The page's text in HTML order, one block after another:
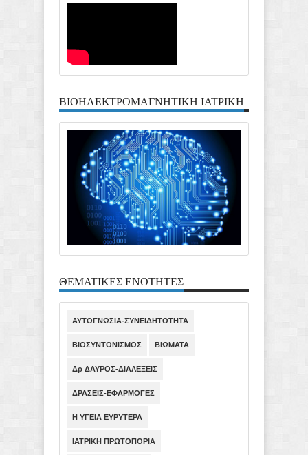
ΒΙΟΗΛΕΚΤΡΟΜΑΓΝΗΤΙΚΗ ΙΑΤΡΙΚΗ
ΘΕΜΑΤΙΚΕΣ ΕΝΟΤΗΤΕΣ
ΑΥΤΟΓΝΩΣΙΑ-ΣΥΝΕΙΔΗΤΟΤΗΤΑ
ΒΙΟΣΥΝΤΟΝΙΣΜΟΣ ΒΙΩΜΑΤΑ
Δρ ΔΑΥΡΟΣ-ΔΙΑΛΕΞΕΙΣ
ΔΡΑΣΕΙΣ-ΕΦΑΡΜΟΓΕΣ
Η ΥΓΕΙΑ ΕΥΡΥΤΕΡΑ
ΙΑΤΡΙΚΗ ΠΡΩΤΟΠΟΡΙΑ